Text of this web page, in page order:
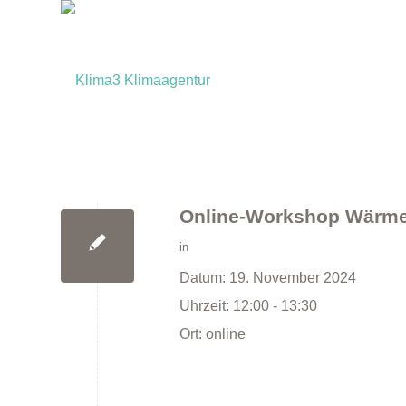
Online-Workshop
in
Datum: 19. November 2024
Uhrzeit: 12:00 - 13:30
Ort: online